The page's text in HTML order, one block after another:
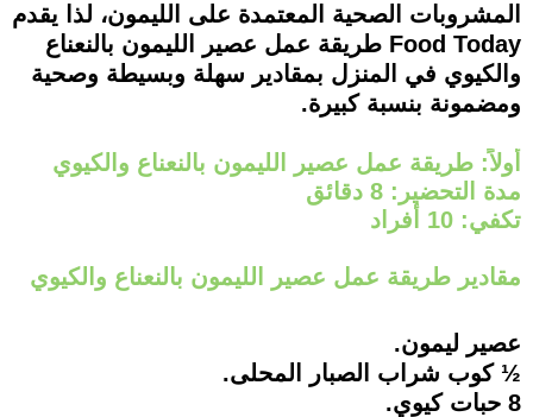
المشروبات الصحية المعتمدة على الليمون، لذا يقدم
Food Today طريقة عمل عصير الليمون بالنعناع
والكيوي في المنزل بمقادير سهلة وبسيطة وصحية
ومضمونة بنسبة كبيرة.
أولاً: طريقة عمل عصير الليمون بالنعناع والكيوي
مدة التحضير: 8 دقائق
تكفي: 10 أفراد
مقادير طريقة عمل عصير الليمون بالنعناع والكيوي
عصير ليمون.
½ كوب شراب الصبار المحلى.
8 حبات كيوي.